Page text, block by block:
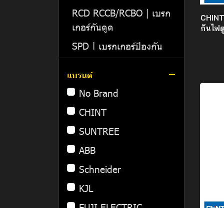
Hybrid Inverter
On-Grid Inverter
Microinverter
RCD RCCB/RCBO | เบรก
เกอร์กันดูด
SPD | เบรกเกอร์ป้องกัน
ฟ้าผ่า และไฟกระชาก
DC MCCB,MCB | เบรก
เกอร์ ไฟกระแสตรง
AC MCCB,MCB | เบรก
เกอร์ ไฟกระแสสลับ
MTS | เบรกเกอร์สลับไฟ
แบรนด์
No Brand
CHINT
SUNTREE
ABB
Schneider
KJL
กันไฟ